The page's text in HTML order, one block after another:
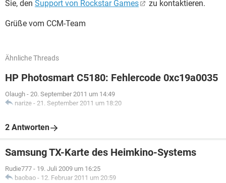
Sie, den Support von Rockstar Games zu kontaktieren.
Grüße vom CCM-Team
Ähnliche Threads
HP Photosmart C5180: Fehlercode 0xc19a0035
Olaugh - 20. September 2011 um 14:49
narize - 21. September 2011 um 18:20
2 Antworten
Samsung TX-Karte des Heimkino-Systems
Rudie777 - 19. Juli 2009 um 16:25
baobao - 12. Februar 2011 um 20:59